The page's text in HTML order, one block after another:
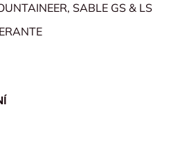
SABLE GS & LS